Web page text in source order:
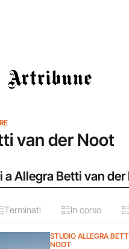
Artribune
van der Noot
a Allegra Betti van der
Terminati In corso
STUDIO ALLEGRA
NOOT